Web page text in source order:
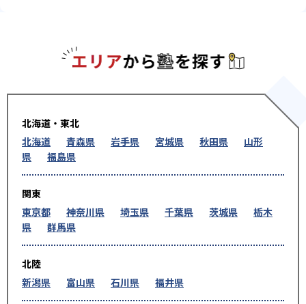
北海道・東北
北海道
青森県 岩手県 宮城県 秋田県
山形
県
福島県
関東
東京都
神奈川県 埼玉県 千葉県 茨城県
栃木
県
群馬県
北陸
新潟県
富山県 石川県 福井県